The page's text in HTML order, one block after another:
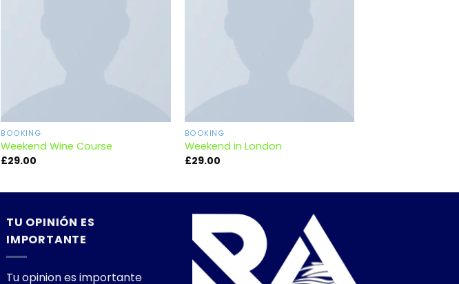
BOOKING
Weekend Wine Course
£29.00
BOOKING
Weekend in London
£29.00
TU OPINIÓN ES
IMPORTANTE
Tu opinion es importante